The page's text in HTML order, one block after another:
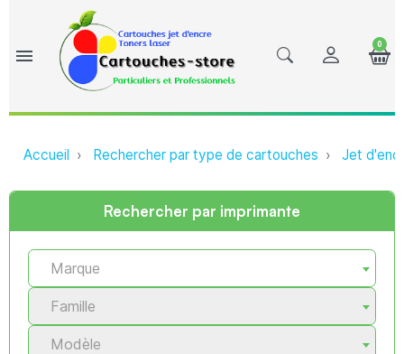
menu
0
Accueil Rechercher par type de cartouches Jet
Rechercher par imprimante
Marque
Famille
Modèle